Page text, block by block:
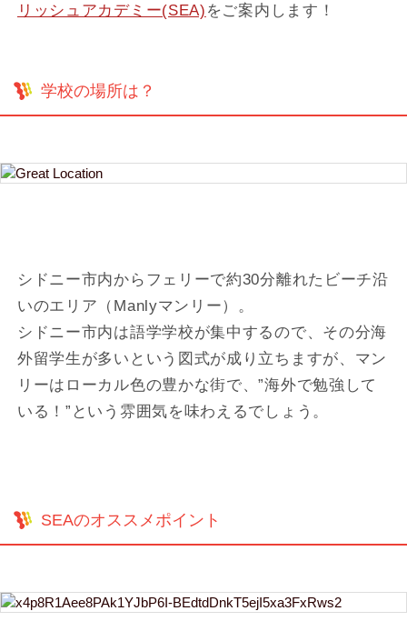
リッシュアカデミー(SEA) をご案内します！
学校の場所は？
シドニー市内からフェリーで約30分離れたビーチ沿
いのエリア（Manlyマンリー）。
シドニー市内は語学学校が集中するので、その分海
外留学生が多いという図式が成り立ちますが、マン
リーはローカル色の豊かな街で、”海外で勉強して
いる！”という雰囲気を味わえるでしょう。
SEAのオススメポイント